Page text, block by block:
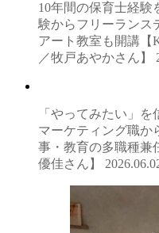
10年間の保育士経験
験からフリーランス
アート教室も開講【
／牧戸あやかさん】
「やってみたい」
マーケティング職か
事・教育の多職種兼
優佳さん】